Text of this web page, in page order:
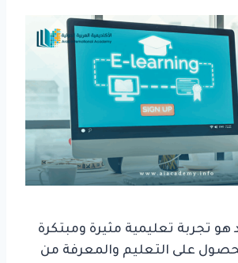
تجربة تعليمية مثيرة ومبتكرة
على التعليم والمعرفة من